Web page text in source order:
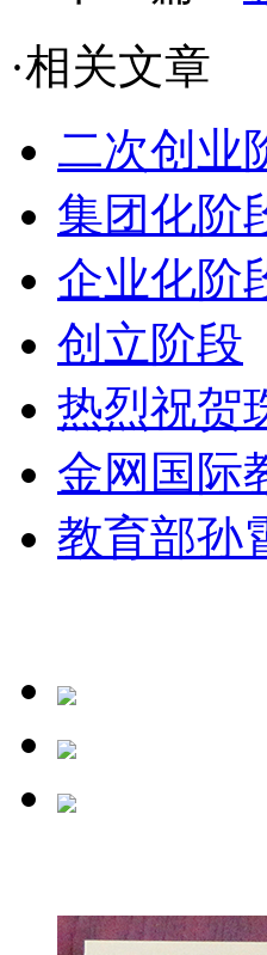
·相关文章
二次创业
集团化阶
企业化阶
创立阶段
热烈祝贺
金网国际
教育部孙